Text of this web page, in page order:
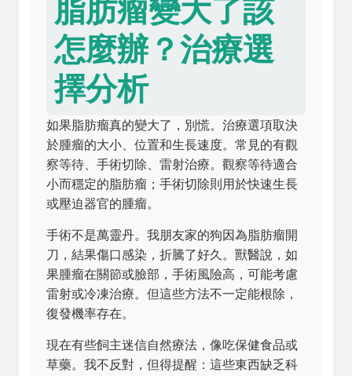
脂肪瘤變大了該
怎麼辦？治療選
擇分析
如果脂肪瘤真的變大了，別慌。治療選項取決
於腫瘤的大小、位置和生長速度。常見的有觀
察等待、手術切除、雷射治療。觀察等待適合
小而穩定的脂肪瘤；手術切除則用於快速生長
或壓迫器官的腫瘤。
手術不是萬靈丹。我朋友家的狗因為脂肪瘤開
刀，結果傷口感染，折騰了好久。獸醫說，如
果腫瘤在關節或臉部，手術風險高，可能考慮
雷射或冷凍治療。但這些方法不一定能根除，
復發機率存在。
現在有些飼主迷信自然療法，像吃保健食品或
草藥。我不反對，但得提醒：這些東西缺乏科